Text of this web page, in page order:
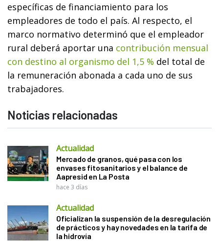
específicas de financiamiento para los
empleadores de todo el país. Al respecto, el
marco normativo determinó que el empleador
rural deberá aportar una contribución mensual
con destino al organismo del 1,5 % del total de
la remuneración abonada a cada uno de sus
trabajadores.
Noticias relacionadas
Actualidad
Mercado de granos, qué pasa con los
envases fitosanitarios y el balance de
Aapresid en La Posta
hace 3 días
Actualidad
Oficializan la suspensión de la desregulación
de prácticos y hay novedades en la tarifa de
la hidrovía